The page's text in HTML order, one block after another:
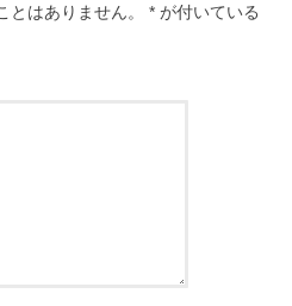
とはありません。 * が付いている